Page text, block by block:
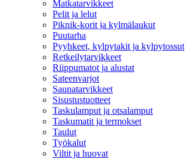
Matkatarvikkeet
Pelit ja lelut
Piknik-korit ja kylmälaukut
Puutarha
Pyyhkeet, kylpytakit ja kylpytossut
Retkeilytarvikkeet
Riippumatot ja alustat
Sateenvarjot
Saunatarvikkeet
Sisustustuotteet
Taskulamput ja otsalamput
Taskumatit ja termokset
Taulut
Työkalut
Viltit ja huovat